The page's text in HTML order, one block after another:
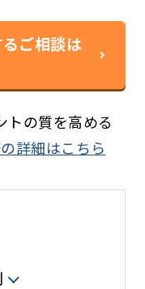
ご相談は
トの質を高める
詳細はこちら